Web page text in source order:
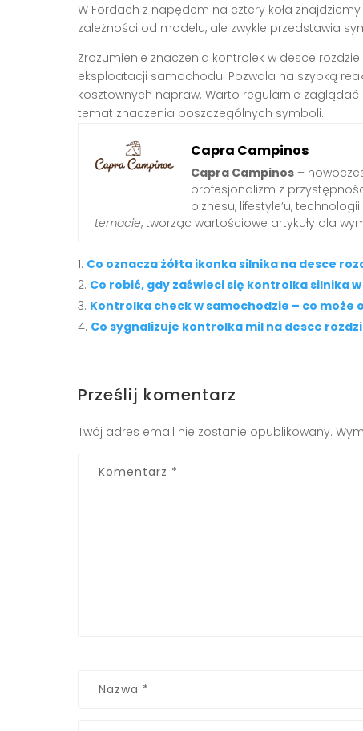
W Fordach z napędem na cztery koła znajdziemy
zależności od modelu, ale zwykle przedstawia
Zrozumienie znaczenia kontrolek w desce
eksploatacji samochodu. Pozwala na szybką
kosztownych napraw. Warto regularnie
temat znaczenia poszczególnych symboli.
Capra Campinos
Capra Campinos –
profesjonalizm z
biznesu, lifestyle’u,
temacie, tworząc wartościowe artykuły dla
Co oznacza żółta ikonka silnika na desce
Co robić, gdy zaświeci się kontrolka silnika
Kontrolka check w samochodzie – co może
Co sygnalizuje kontrolka mil na desce
Prześlij komentarz
Twój adres email nie zostanie opublikowany.